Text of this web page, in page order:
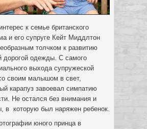
к семье британского
и его супруге Кейт Миддлтон
толчком к развитию
дорогой одежды. С самого
выхода супружеской
своим малышом в свет,
карапуз завоевал симпатию
Не остался без внимания и
в которую был наряжен ребенок.
юного принца в